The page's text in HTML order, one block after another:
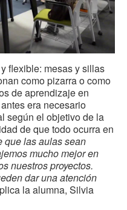
flexible: mesas y sillas
como pizarra o como
de aprendizaje en
era necesario
según el objetivo de la
de que todo ocurra en
que las aulas sean
mucho mejor en
nuestros proyectos.
dar una atención
la alumna, Silvia